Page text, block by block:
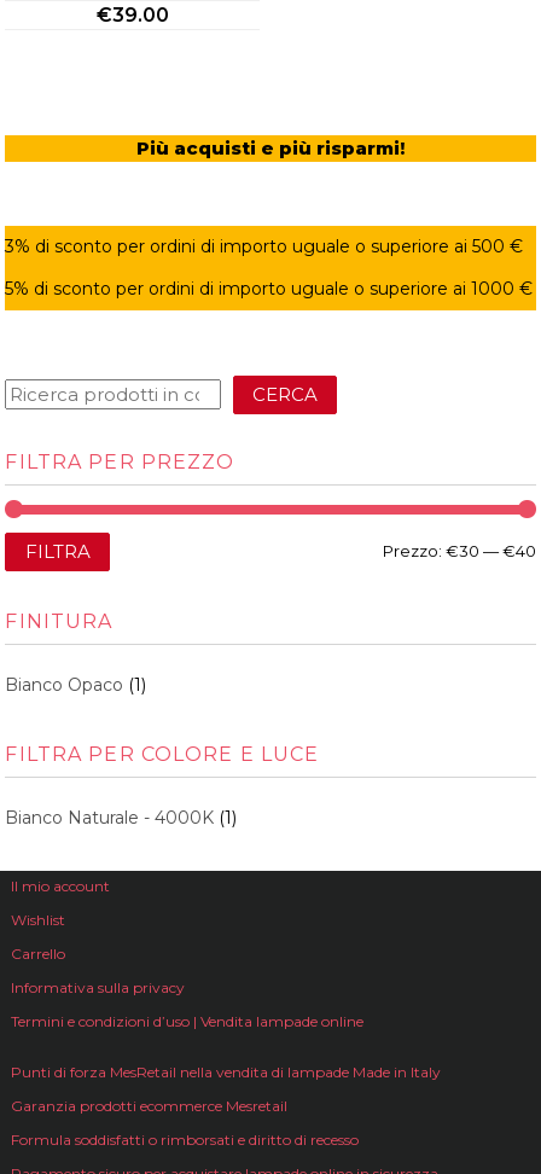
€39.00
Più acquisti e più risparmi!
3% di sconto per ordini di importo uguale o superiore ai 500 €
5% di sconto per ordini di importo uguale o superiore ai 1000 €
CERCA
FILTRA PER PREZZO
FILTRA Prezzo: €30 —€40
FINITURA
Bianco Opaco (1)
FILTRA PER COLORE E LUCE
Bianco Naturale - 4000K (1)
Il mio account
Wishlist
Carrello
Informativa sulla privacy
Termini e condizioni d’uso | Vendita lampade online
Punti di forza MesRetail nella vendita di lampade Made in Italy
Garanzia prodotti ecommerce Mesretail
Formula soddisfatti o rimborsati e diritto di recesso